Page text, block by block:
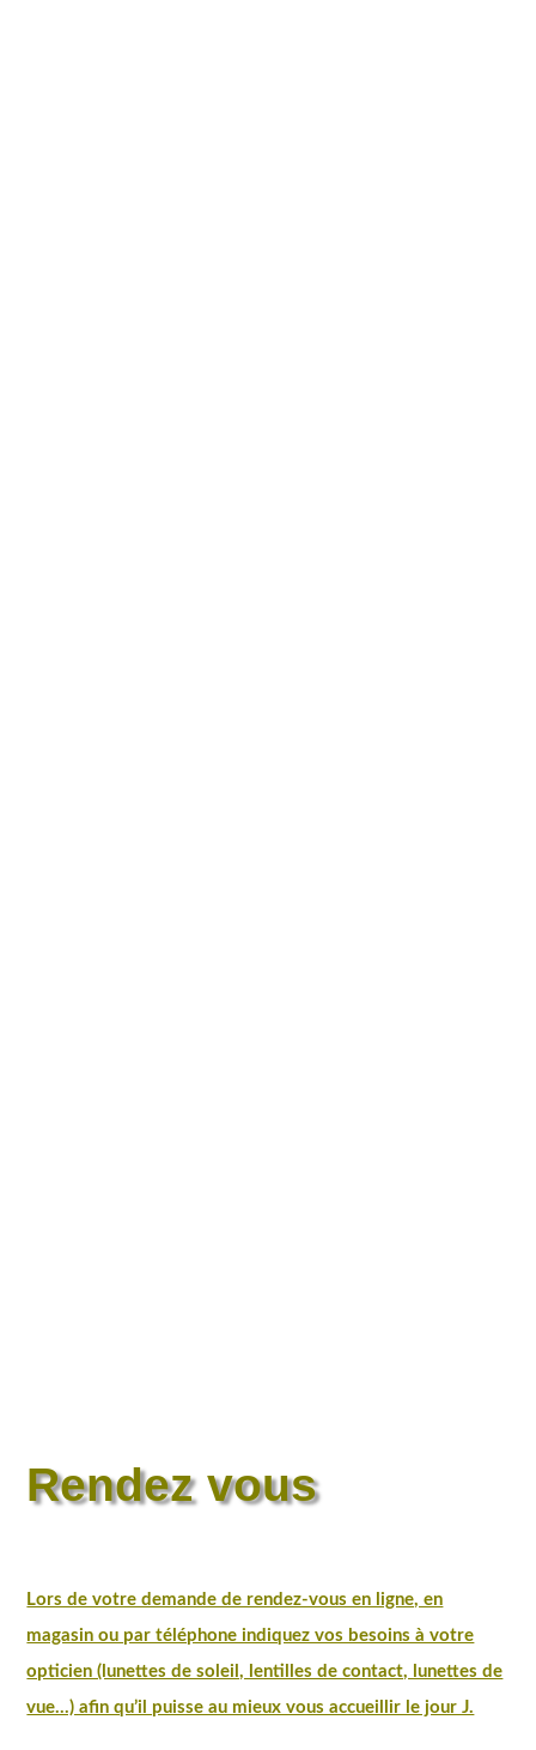
Rendez vous
Lors de votre demande de rendez-vous en ligne, en
magasin ou par téléphone indiquez vos besoins à votre
opticien (lunettes de soleil, lentilles de contact, lunettes de
vue…) afin qu’il puisse au mieux vous accueillir le jour J.